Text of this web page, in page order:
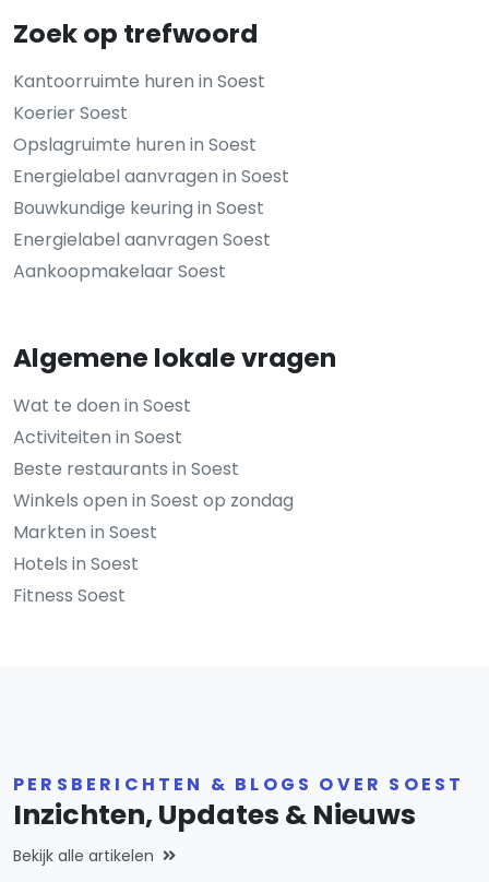
Zoek op trefwoord
Kantoorruimte huren in Soest
Koerier Soest
Opslagruimte huren in Soest
Energielabel aanvragen in Soest
Bouwkundige keuring in Soest
Energielabel aanvragen Soest
Aankoopmakelaar Soest
Algemene lokale vragen
Wat te doen in Soest
Activiteiten in Soest
Beste restaurants in Soest
Winkels open in Soest op zondag
Markten in Soest
Hotels in Soest
Fitness Soest
PERSBERICHTEN & BLOGS OVER SOEST
Inzichten, Updates & Nieuws
Bekijk alle artikelen